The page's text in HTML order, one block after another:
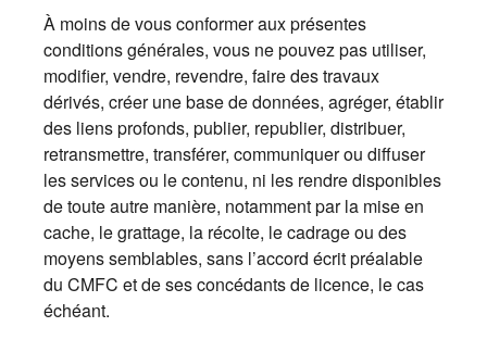
À moins de vous conformer aux présentes
conditions générales, vous ne pouvez pas utiliser,
modifier, vendre, revendre, faire des travaux
dérivés, créer une base de données, agréger, établir
des liens profonds, publier, republier, distribuer,
retransmettre, transférer, communiquer ou diffuser
les services ou le contenu, ni les rendre disponibles
de toute autre manière, notamment par la mise en
cache, le grattage, la récolte, le cadrage ou des
moyens semblables, sans l’accord écrit préalable
du CMFC et de ses concédants de licence, le cas
échéant.